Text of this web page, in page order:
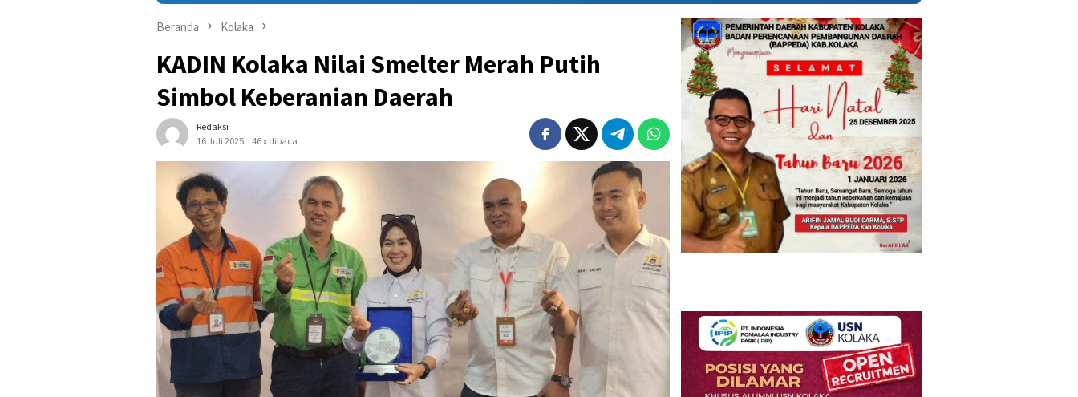
Beranda Kolaka
KADIN Kolaka Nilai Smelter Merah Putih
Simbol Keberanian Daerah
Redaksi
16 Juli 2025
46 x dibaca